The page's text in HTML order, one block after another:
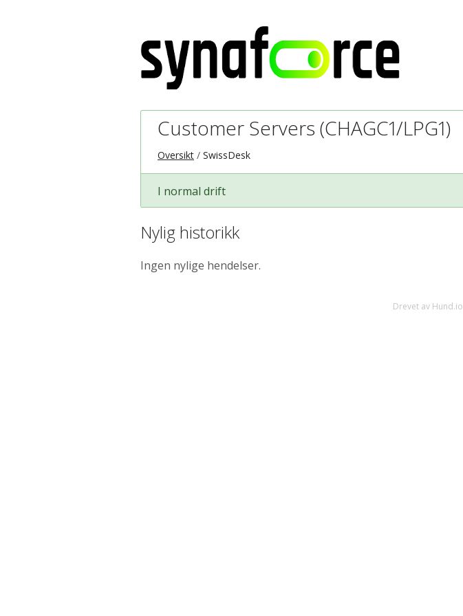
Customer Servers (CHAGC1/LPG1)
Oversikt SwissDesk
I normal drift
Nylig historikk
Ingen nylige hendelser.
Drevet av Hund.io